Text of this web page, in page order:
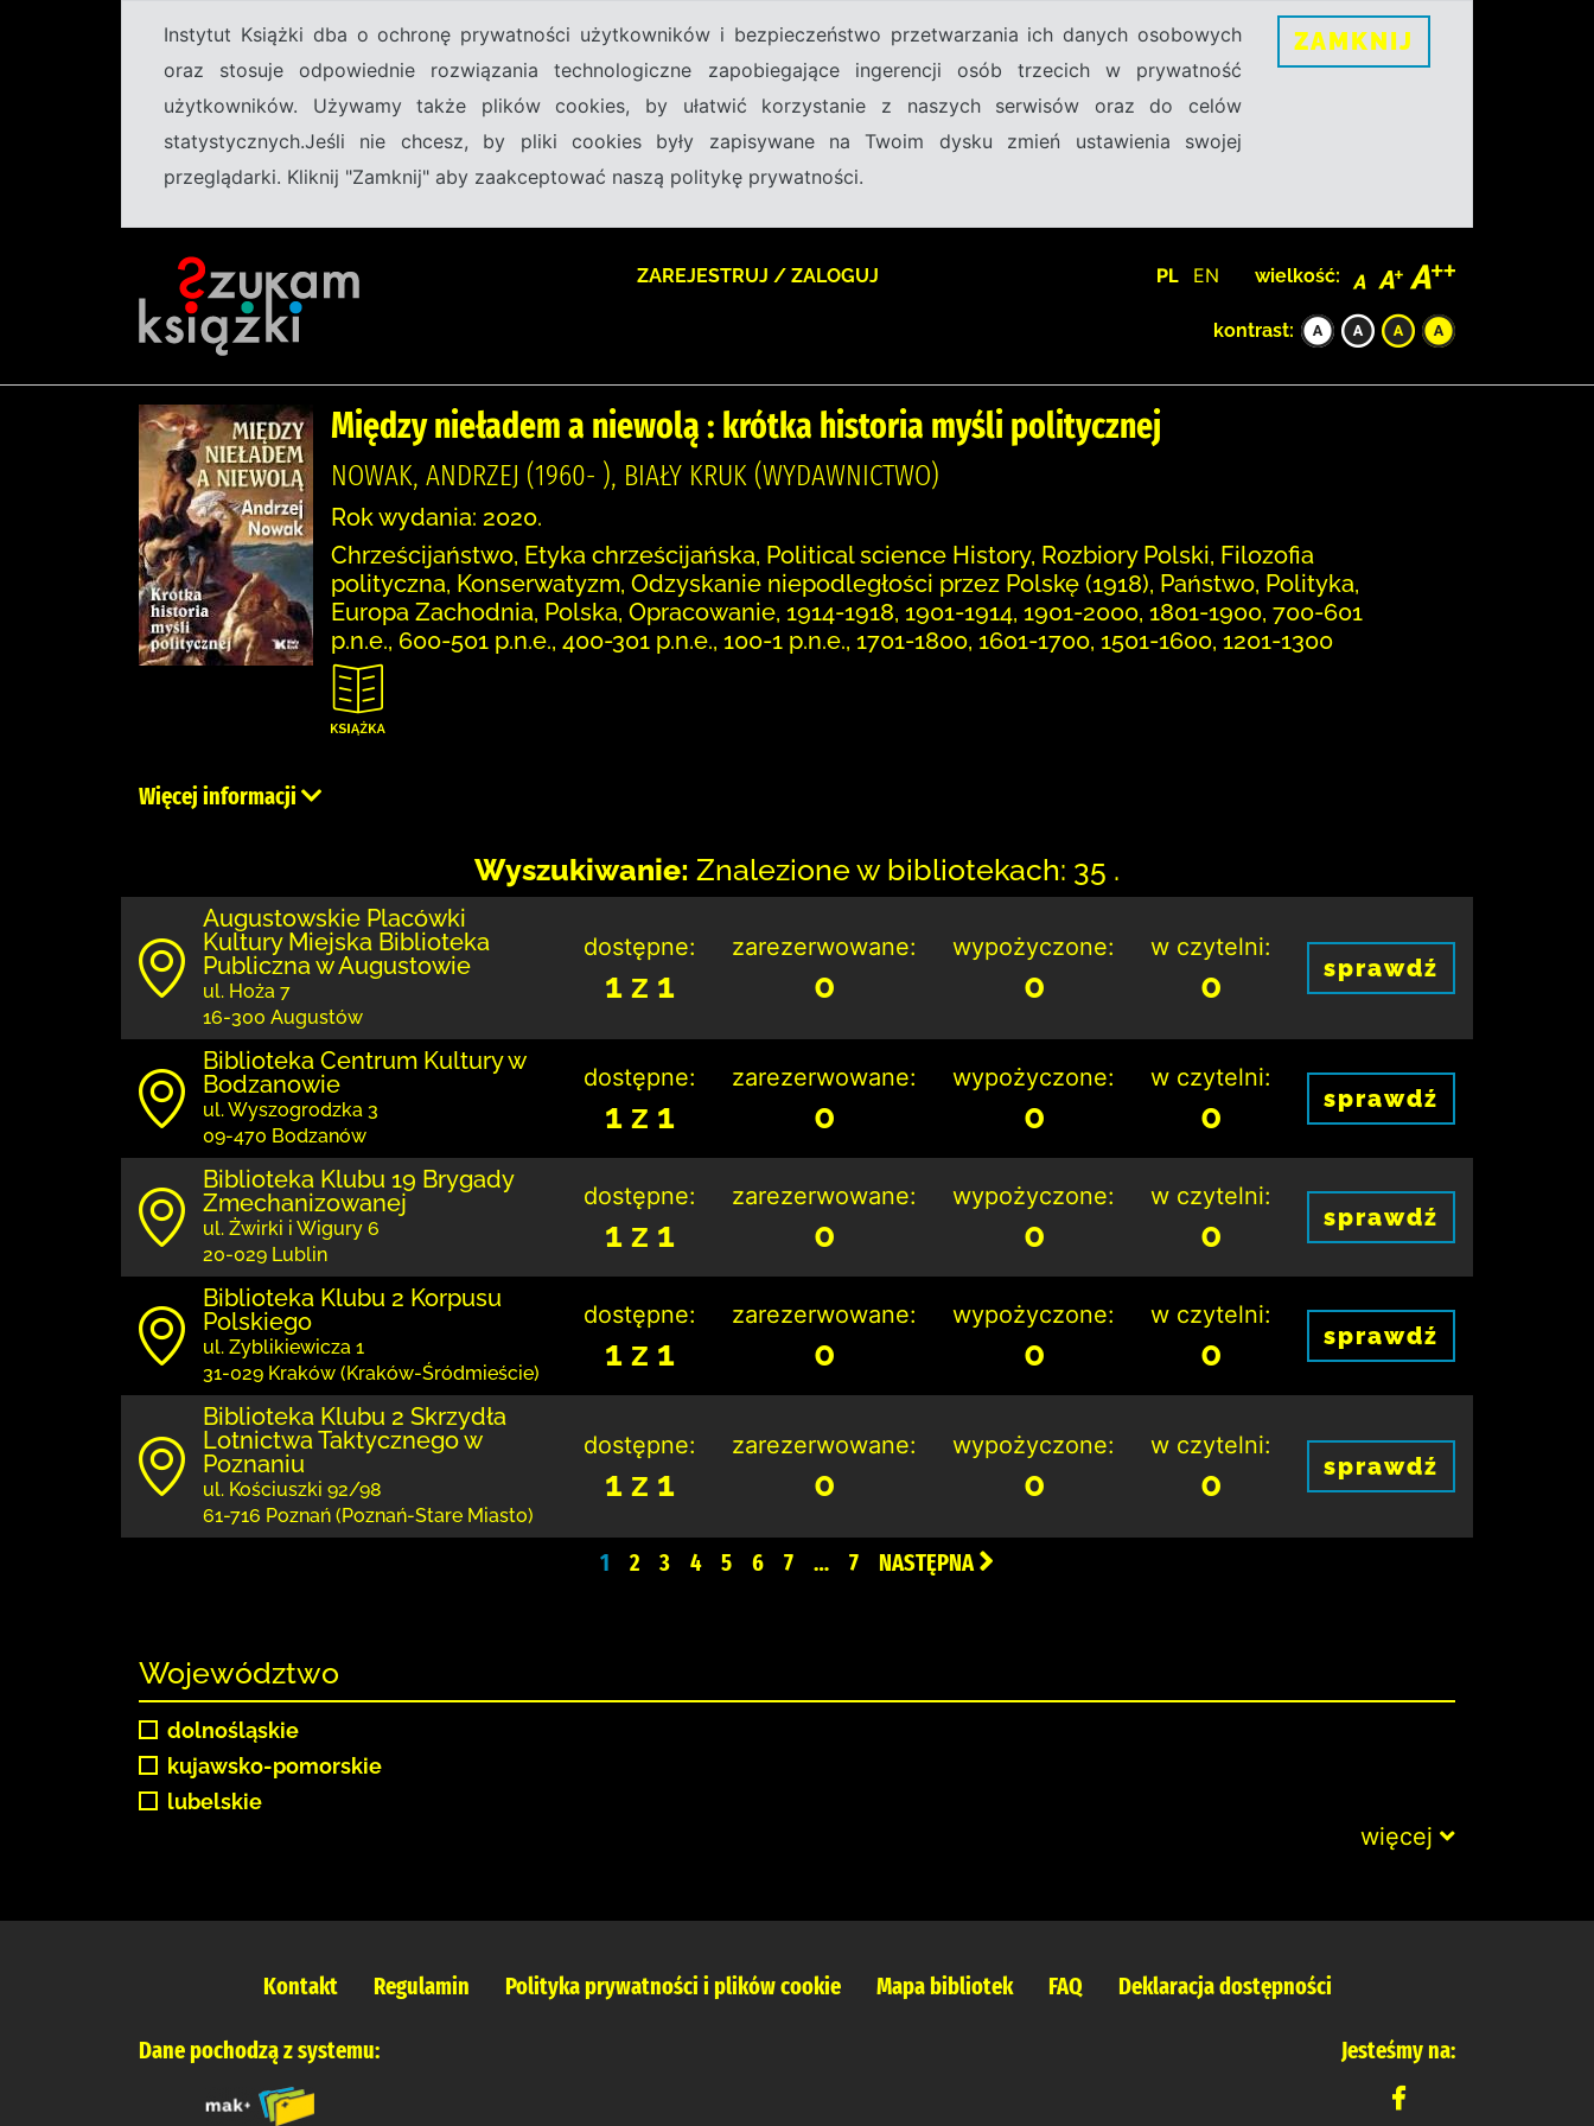
Instytut Książki dba o ochronę prywatności użytkowników i bezpieczeństwo przetwarzania ich danych osobowych
oraz stosuje odpowiednie rozwiązania technologiczne zapobiegające ingerencji osób trzecich w prywatność
użytkowników. Używamy także plików cookies, by ułatwić korzystanie z naszych serwisów oraz do celów
statystycznych.Jeśli nie chcesz, by pliki cookies były zapisywane na Twoim dysku zmień ustawienia swojej
przeglądarki. Kliknij "Zamknij" aby zaakceptować naszą politykę prywatności.
ZAMKNIJ
ZAREJESTRUJ / ZALOGUJ PL EN wielkość:
kontrast:
Między nieładem a niewolą : krótka historia myśli politycznej
NOWAK, ANDRZEJ (1960- ), BIAŁY KRUK (WYDAWNICTWO)
Rok wydania: 2020.
Chrześcijaństwo, Etyka chrześcijańska, Political science History, Rozbiory Polski, Filozofia
polityczna, Konserwatyzm, Odzyskanie niepodległości przez Polskę (1918), Państwo, Polityka,
Europa Zachodnia, Polska, Opracowanie, 1914-1918, 1901-1914, 1901-2000, 1801-1900, 700-601
p.n.e., 600-501 p.n.e., 400-301 p.n.e., 100-1 p.n.e., 1701-1800, 1601-1700, 1501-1600, 1201-1300
Więcej informacji
Wyszukiwanie: Znalezione w bibliotekach: 35 .
Augustowskie Placówki
Kultury Miejska Biblioteka
Publiczna w Augustowie
ul. Hoża 7
16-300 Augustów
dostępne:
1 z 1
zarezerwowane:
0
wypożyczone:
0
w czytelni:
0 sprawdź
Biblioteka Centrum Kultury w
Bodzanowie
ul. Wyszogrodzka 3
09-470 Bodzanów
dostępne:
1 z 1
zarezerwowane:
0
wypożyczone:
0
w czytelni:
0 sprawdź
Biblioteka Klubu 19 Brygady
Zmechanizowanej
ul. Żwirki i Wigury 6
20-029 Lublin
dostępne:
1 z 1
zarezerwowane:
0
wypożyczone:
0
w czytelni:
0 sprawdź
Biblioteka Klubu 2 Korpusu
Polskiego
ul. Zyblikiewicza 1
31-029 Kraków (Kraków-Śródmieście)
dostępne:
1 z 1
zarezerwowane:
0
wypożyczone:
0
w czytelni:
0 sprawdź
Biblioteka Klubu 2 Skrzydła
Lotnictwa Taktycznego w
Poznaniu
ul. Kościuszki 92/98
61-716 Poznań (Poznań-Stare Miasto)
dostępne:
1 z 1
zarezerwowane:
0
wypożyczone:
0
w czytelni:
0 sprawdź
1 2 3 4 5 6 7 … 7 NASTĘPNA
Województwo
dolnośląskie
kujawsko-pomorskie
lubelskie
więcej
Kontakt Regulamin Polityka prywatności i plików cookie Mapa bibliotek FAQ Deklaracja dostępności
Dane pochodzą z systemu: Jesteśmy na: